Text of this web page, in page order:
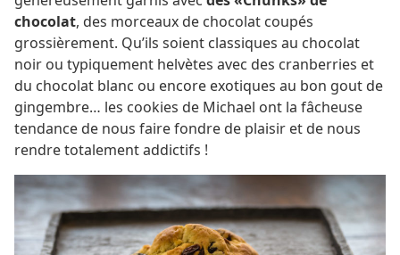
chocolat, des morceaux de chocolat coupés
grossièrement. Qu’ils soient classiques au chocolat
noir ou typiquement helvètes avec des cranberries et
du chocolat blanc ou encore exotiques au bon gout de
gingembre… les cookies de Michael ont la fâcheuse
tendance de nous faire fondre de plaisir et de nous
rendre totalement addictifs !